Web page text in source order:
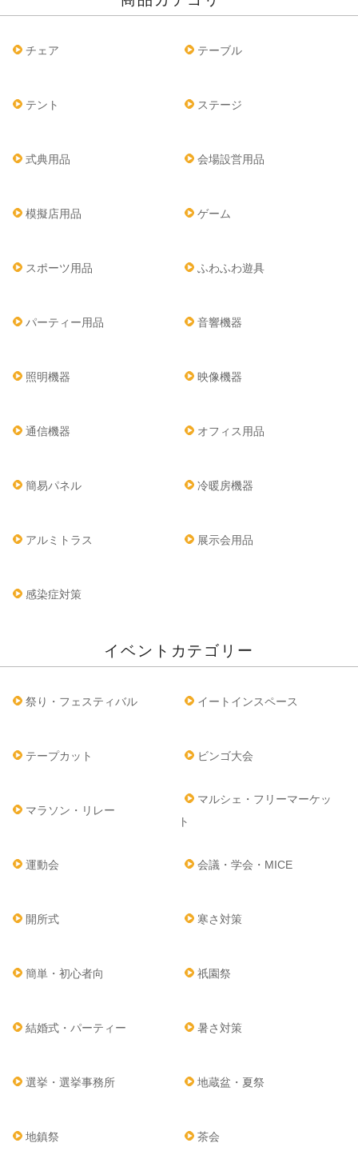
チェア テーブル
テント ステージ
式典用品 会場設営用品
模擬店用品 ゲーム
スポーツ用品 ふわふわ遊具
パーティー用品 音響機器
照明機器 映像機器
通信機器 オフィス用品
簡易パネル 冷暖房機器
アルミトラス 展示会用品
感染症対策
イベントカテゴリー
祭り・フェスティバル イートインスペース
テープカット ビンゴ大会
マラソン・リレー
マルシェ・フリーマーケッ
ト
運動会 会議・学会・MICE
開所式 寒さ対策
簡単・初心者向 祇園祭
結婚式・パーティー 暑さ対策
選挙・選挙事務所 地蔵盆・夏祭
地鎮祭 茶会